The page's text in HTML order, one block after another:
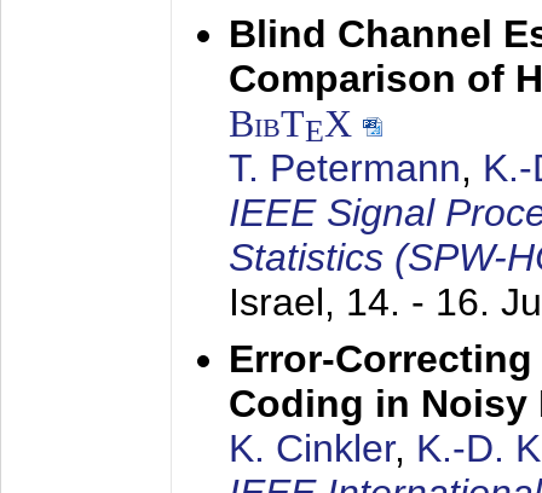
Blind Channel
Comparison of
BibTEX
T. Petermann,
IEEE Signal
Statistics (SPW-
Israel, 14. - 16.
Error-
Coding in Noisy
K. Cinkler, K.-D.